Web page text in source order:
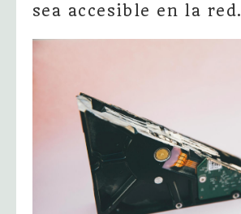
sea accesible en la red.